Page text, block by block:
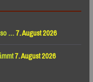
…7. August 2026
7. August 2026